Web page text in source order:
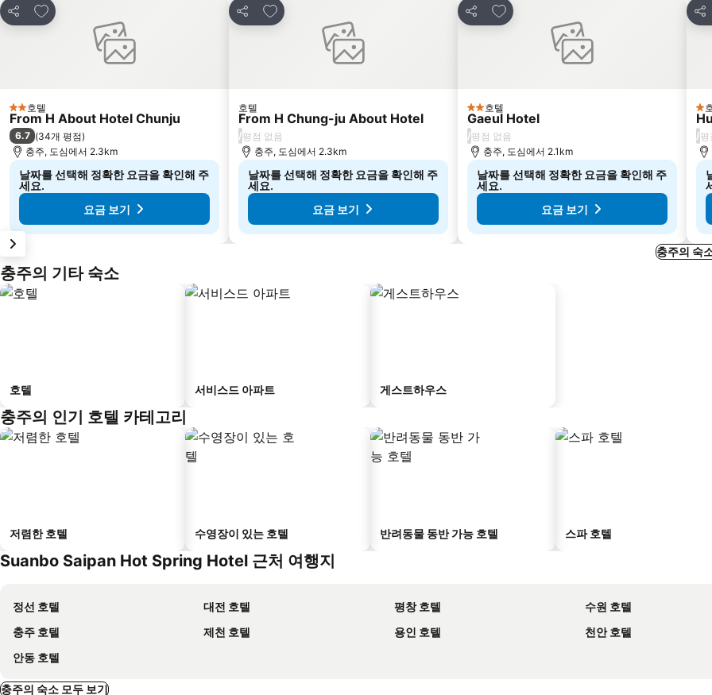
공유
즐겨찾기에 추가
2 성급
호텔
From H About Hotel Chunju
6.7 (34개 평점)
충주, 도심에서 2.3km
날짜를 선택해 정확한 요금을 확인해 주
세요.
요금 보기
공유
즐겨찾기에 추가
호텔
From H Chung-ju About Hotel
/평점 없음
충주, 도심에서 2.3km
날짜를 선택해 정확한 요금을 확인해 주
세요.
요금 보기
공유
즐겨찾기에 추가
2 성급
호텔
Gaeul Hotel
/평점 없음
충주, 도심에서 2.1km
날짜를 선택해 정확한 요금을 확인해 주
세요.
요금 보기
공유
1
/평
충주의 숙
충주의 기타 숙소
호텔 서비스드 아파트 게스트하우스
충주의 인기 호텔 카테고리
저렴한 호텔 수영장이 있는 호텔 반려동물 동반 가능 호텔 스파 호텔
Suanbo Saipan Hot Spring Hotel 근처 여행지
정선 호텔 대전 호텔 평창 호텔
수원 호텔
충주 호텔
제천 호텔 용인 호텔
천안 호텔
안동 호텔
충주의 숙소 모두 보기